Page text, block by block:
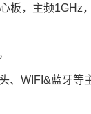
板，主频1GHz
WIFI&蓝牙